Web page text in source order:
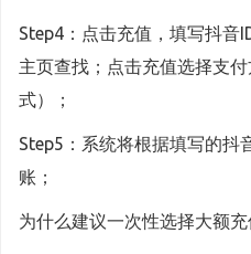
Step4：点击充值，填写抖音
主页查找；点击充值选择支
式）；
Step5：系统将根据填写的抖
账；
为什么建议一次性选择大额充